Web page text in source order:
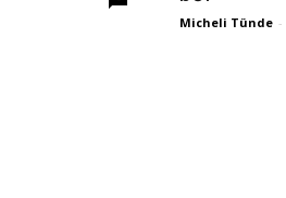
Micheli Tünde -